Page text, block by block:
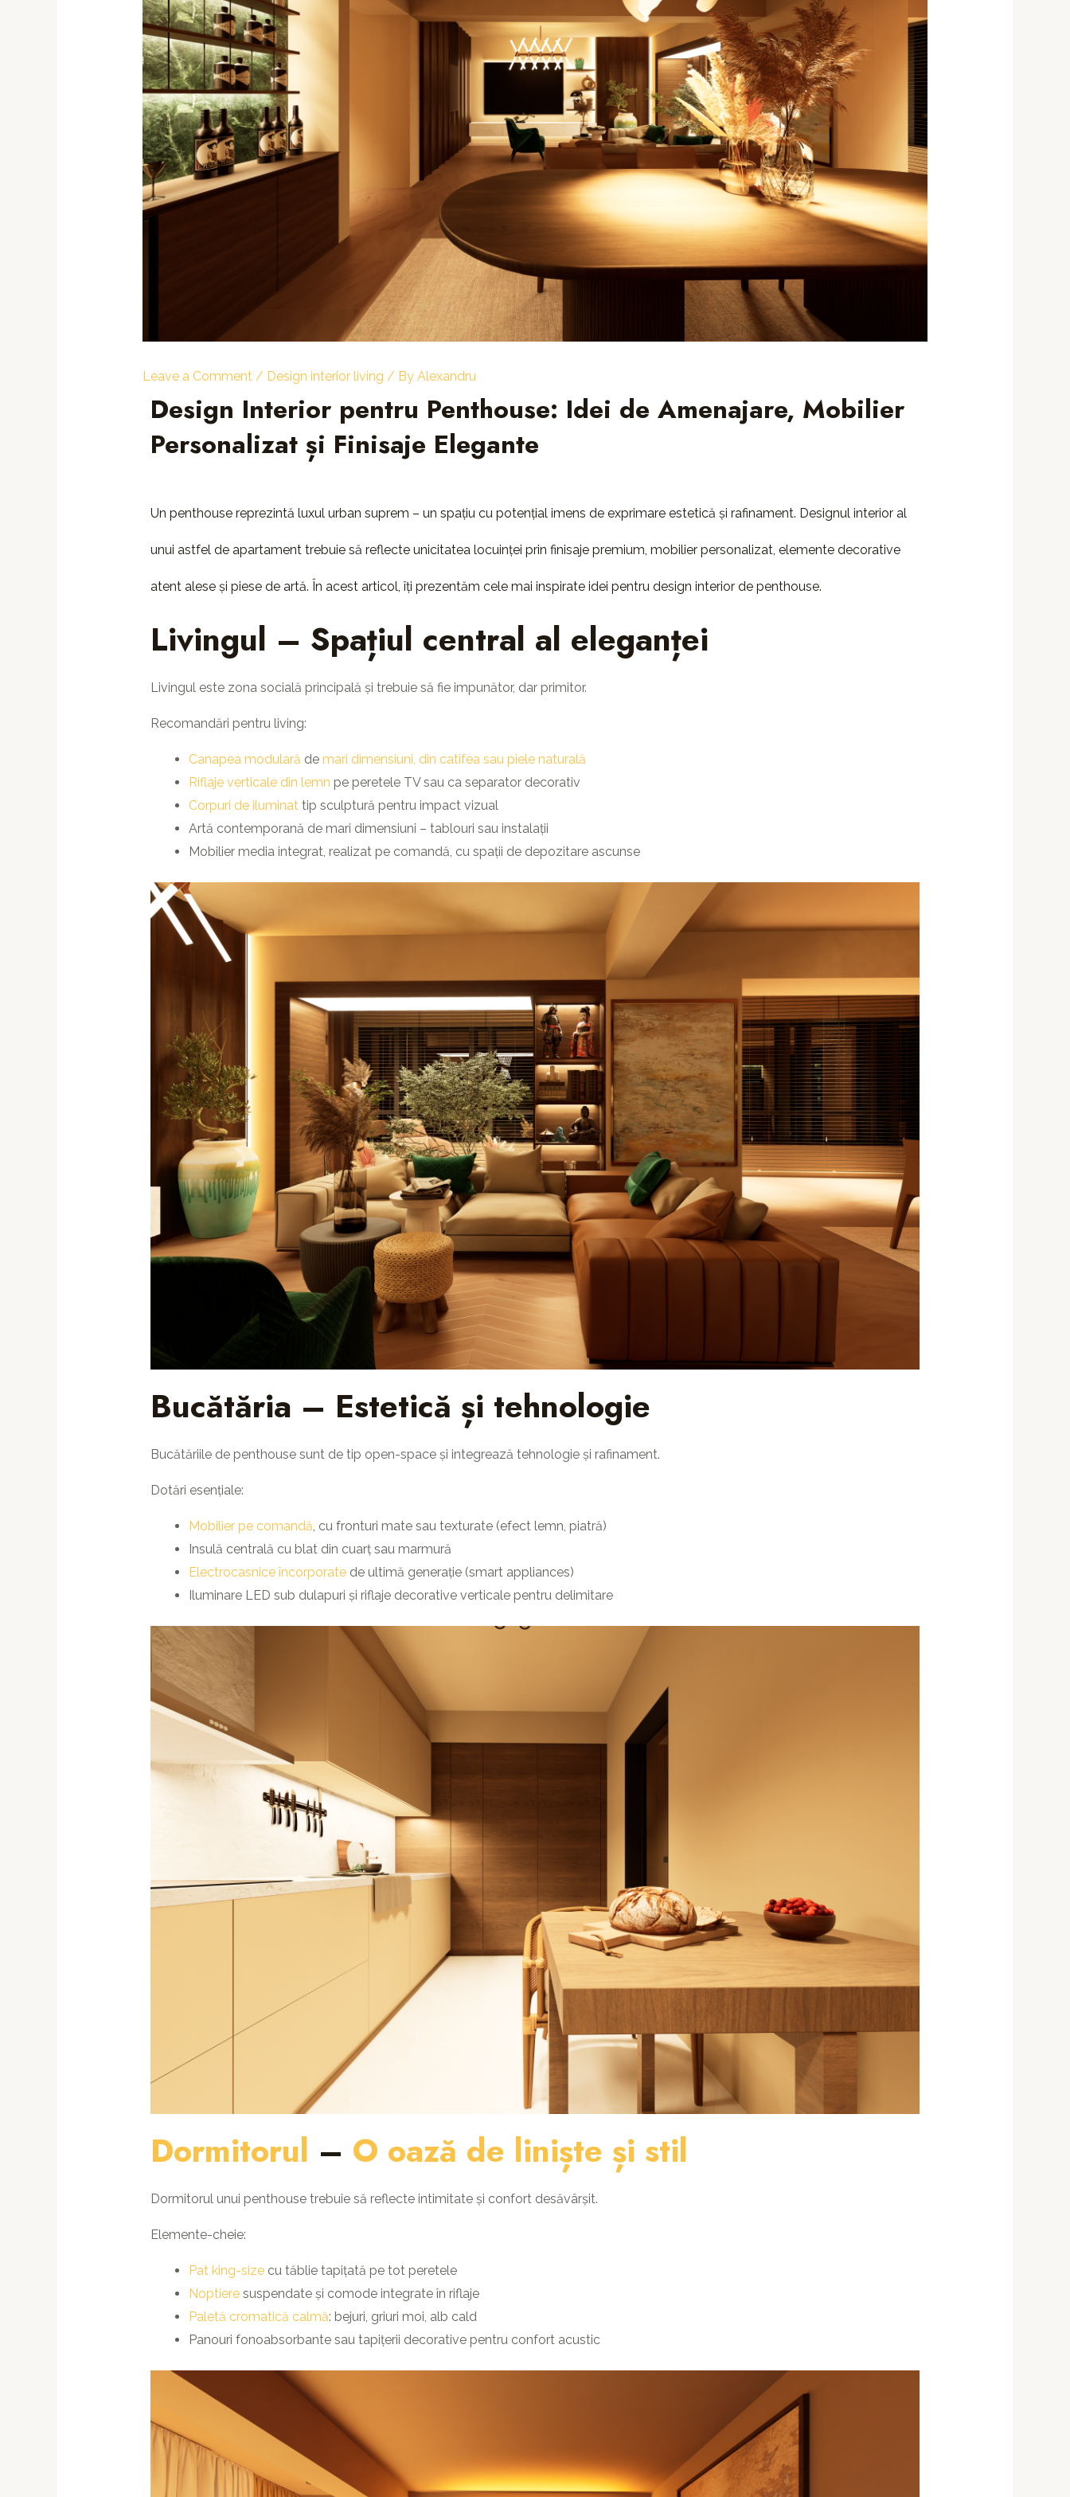
Leave a Comment / Design interior living / By Alexandru
Design Interior pentru Penthouse: Idei de Amenajare, Mobilier
Personalizat și Finisaje Elegante
Un penthouse reprezintă luxul urban suprem – un spațiu cu potențial imens de exprimare estetică și rafinament. Designul interior al
unui astfel de apartament trebuie să reflecte unicitatea locuinței prin finisaje premium, mobilier personalizat, elemente decorative
atent alese și piese de artă. În acest articol, îți prezentăm cele mai inspirate idei pentru design interior de penthouse.
Livingul – Spațiul central al eleganței
Livingul este zona socială principală și trebuie să fie impunător, dar primitor.
Recomandări pentru living:
Canapea modulară de mari dimensiuni, din catifea sau piele naturală
Riflaje verticale din lemn pe peretele TV sau ca separator decorativ
Corpuri de iluminat tip sculptură pentru impact vizual
Artă contemporană de mari dimensiuni – tablouri sau instalații
Mobilier media integrat, realizat pe comandă, cu spații de depozitare ascunse
Bucătăria – Estetică și tehnologie
Bucătăriile de penthouse sunt de tip open-space și integrează tehnologie și rafinament.
Dotări esențiale:
Mobilier pe comandă, cu fronturi mate sau texturate (efect lemn, piatră)
Insulă centrală cu blat din cuarț sau marmură
Electrocasnice încorporatede ultimă generație (smart appliances)
Iluminare LED sub dulapuri și riflaje decorative verticale pentru delimitare
Dormitorul – O oază de liniște și stil
Dormitorul unui penthouse trebuie să reflecte intimitate și confort desăvârșit.
Elemente-cheie:
Pat king-sizecu tăblie tapițată pe tot peretele
Noptieresuspendate și comode integrate în riflaje
Paletă cromatică calmă: bejuri, griuri moi, alb cald
Panouri fonoabsorbante sau tapițerii decorative pentru confort acustic